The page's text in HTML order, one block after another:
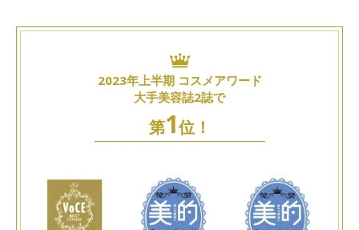
2023年上半期 コスメアワード
大手美容誌2誌で
第1位！